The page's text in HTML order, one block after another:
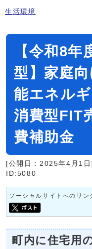
生活環境
【令和8
型】家庭
能エネル
消費型FIT
費補助金
[公開日：2025年4月1日]
ID:5080
ソーシャルサイトへのリ
町内に住宅用